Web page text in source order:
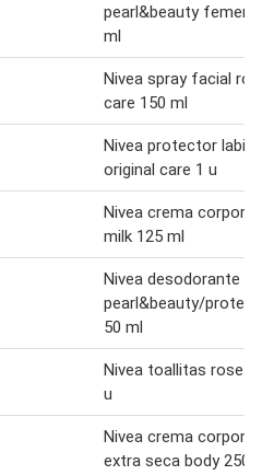
pearl&beauty
ml
Nivea spray facial
care 150 ml
Nivea protector labial
original care 1 u
Nivea crema
milk 125 ml
Nivea desodorante
pearl&beauty/
50 ml
Nivea toallitas rose
u
Nivea crema corporal
extra seca body 250